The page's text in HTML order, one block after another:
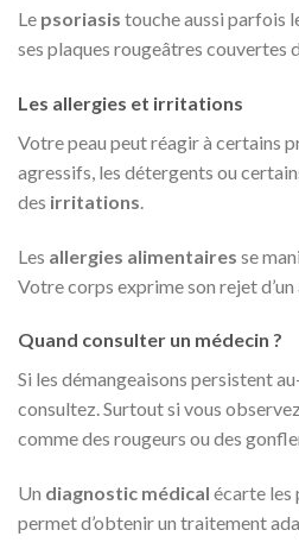
Le psoriasis touche aussi parfois
ses plaques rougeâtres couvertes
Les allergies et irritations
Votre peau peut réagir à certains
agressifs, les détergents ou
des irritations
Les allergies alimentaires se
Votre corps exprime son rejet
Quand consulter un médecin ?
Si les démangeaisons persistent
consultez. Surtout si vous
comme des rougeurs ou des
Un diagnostic médical écarte les
permet d’obtenir un traitement